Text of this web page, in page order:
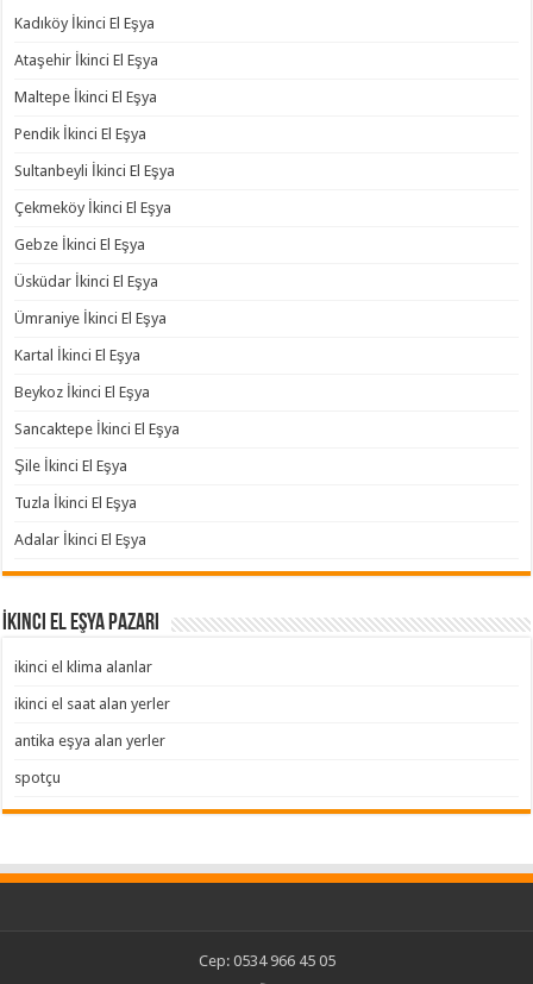
Kadıköy İkinci El Eşya
Ataşehir İkinci El Eşya
Maltepe İkinci El Eşya
Pendik İkinci El Eşya
Sultanbeyli İkinci El Eşya
Çekmeköy İkinci El Eşya
Gebze İkinci El Eşya
Üsküdar İkinci El Eşya
Ümraniye İkinci El Eşya
Kartal İkinci El Eşya
Beykoz İkinci El Eşya
Sancaktepe İkinci El Eşya
Şile İkinci El Eşya
Tuzla İkinci El Eşya
Adalar İkinci El Eşya
İkinci El Eşya Pazarı
ikinci el klima alanlar
ikinci el saat alan yerler
antika eşya alan yerler
spotçu
Cep: 0534 966 45 05